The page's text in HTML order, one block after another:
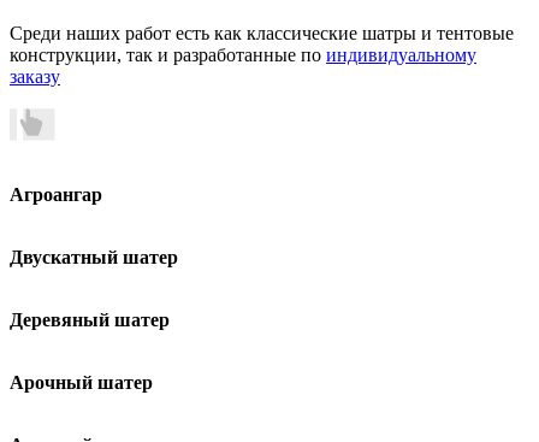
Среди наших работ есть как классические шатры и тентовые
конструкции, так и разработанные по индивидуальному
заказу
Агроангар
Двускатный шатер
Деревяный шатер
Арочный шатер